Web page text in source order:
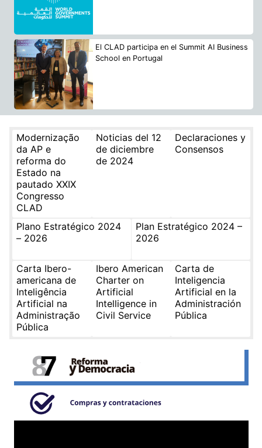
El CLAD participa en el Summit AI Business
School en Portugal
Modernização
da AP e
reforma do
Estado na
pautado XXIX
Congresso
CLAD
Noticias del 12
de diciembre
de 2024
Declaraciones y
Consensos
Plano Estratégico 2024
– 2026
Plan Estratégico 2024 –
2026
Carta Ibero-
americana de
Inteligência
Artificial na
Administração
Pública
Ibero American
Charter on
Artificial
Intelligence in
Civil Service
Carta de
Inteligencia
Artificial en la
Administración
Pública